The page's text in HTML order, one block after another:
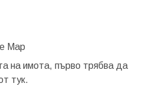
на имота, първо трябва да
тук.